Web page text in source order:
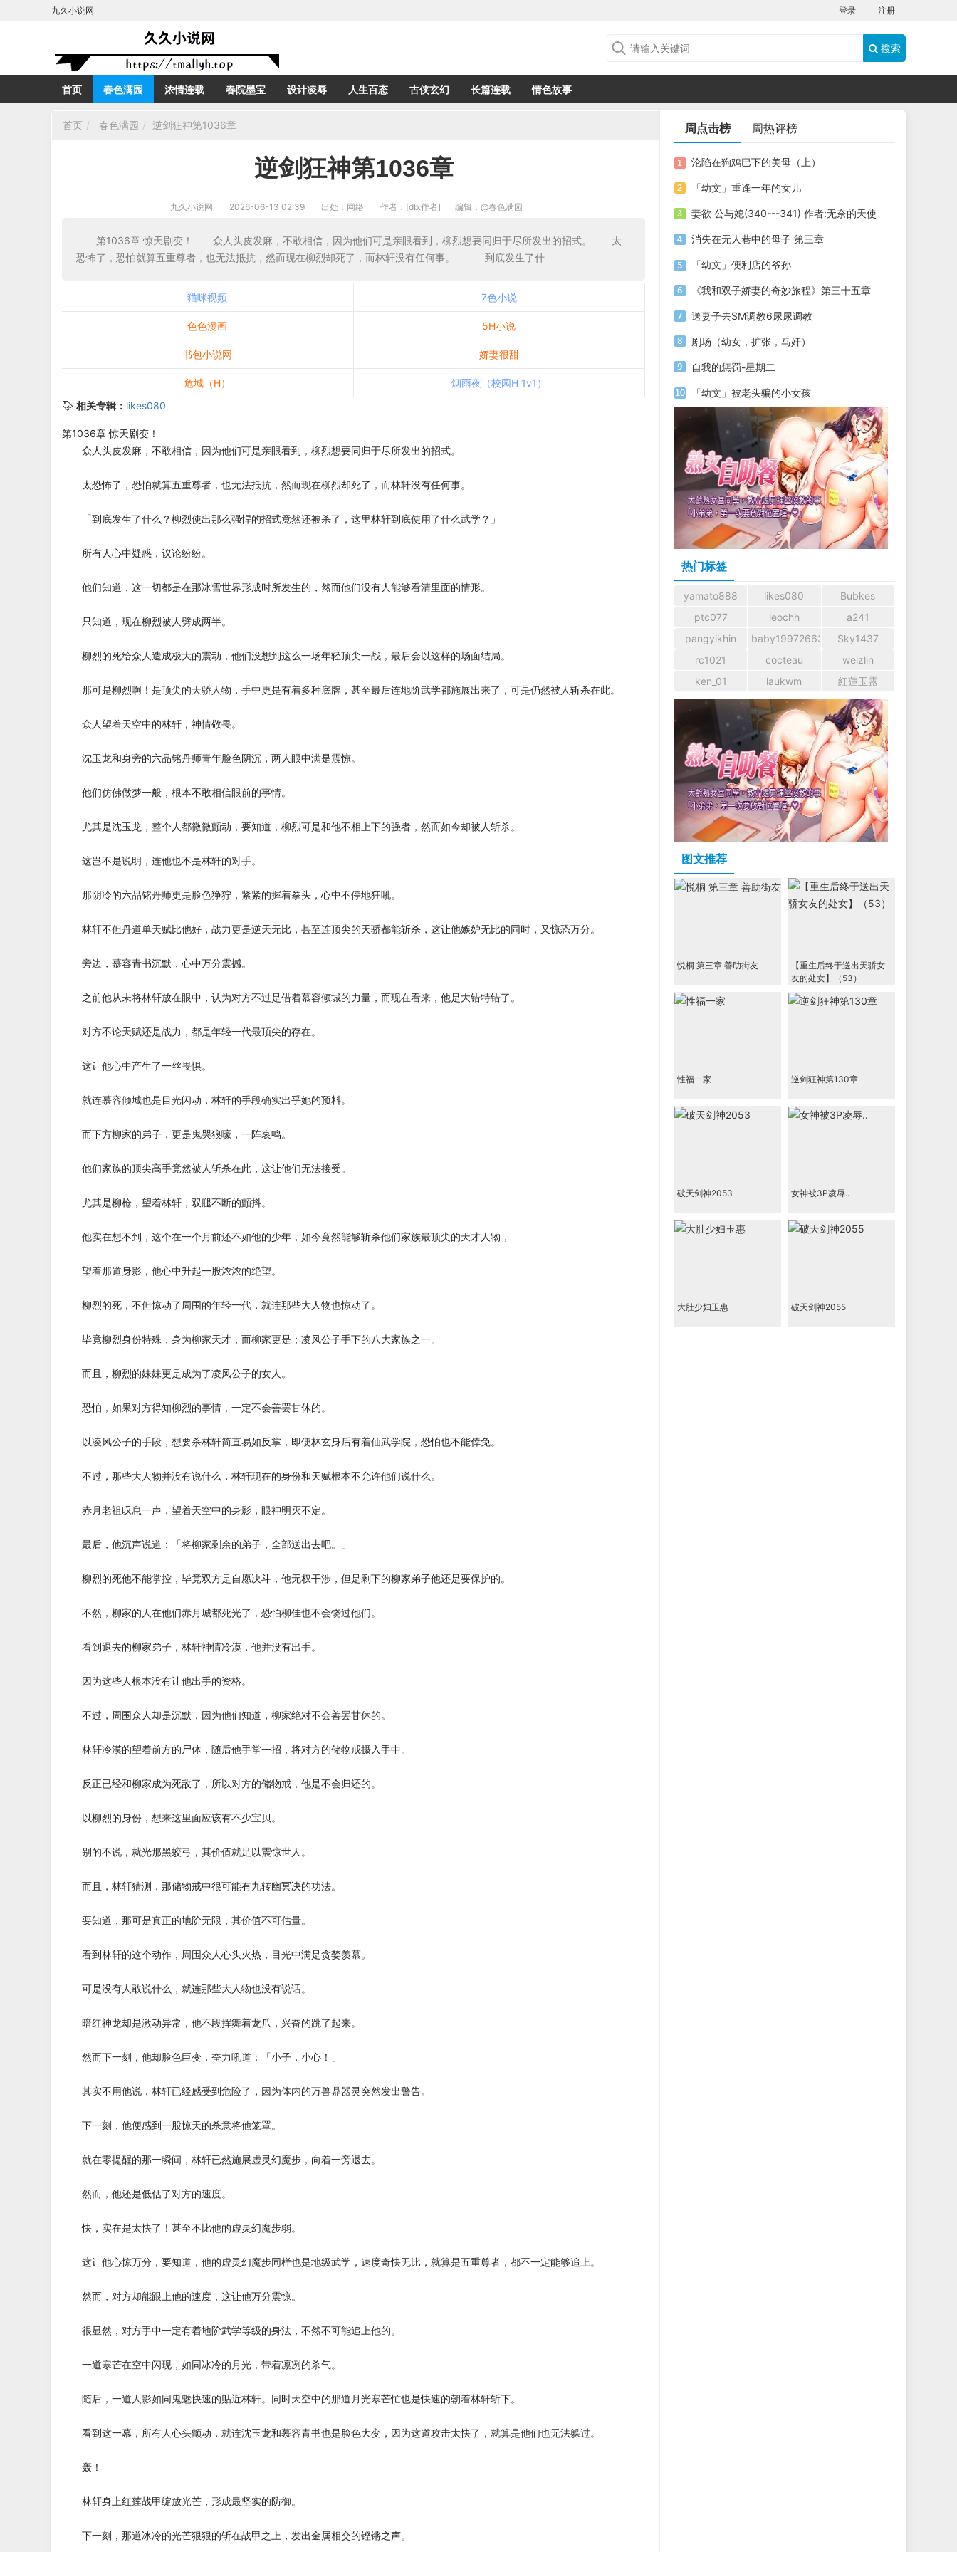
九久小说网 登录 注册
搜索
首页 春色满园 浓情连载 春院墨宝 设计凌辱 人生百态 古侠玄幻 长篇连载 情色故事
首页 春色满园 逆剑狂神第1036章
逆剑狂神第1036章
九久小说网 2026-06-13 02:39 出处：网络 作者：[db:作者] 编辑： @春色满园
第1036章 惊天剧变！ 众人头皮发麻，不敢相信，因为他们可是亲眼看到，柳烈想要同归于尽所发出的招式。 太
恐怖了，恐怕就算五重尊者，也无法抵抗，然而现在柳烈却死了，而林轩没有任何事。 「到底发生了什
猫咪视频 7色小说
色色漫画 5H小说
书包小说网 娇妻很甜
危城（H）
烟雨夜（校园H 1v1）
相关专辑： likes080
第1036章 惊天剧变！
众人头皮发麻，不敢相信，因为他们可是亲眼看到，柳烈想要同归于尽所发出的招式。
太恐怖了，恐怕就算五重尊者，也无法抵抗，然而现在柳烈却死了，而林轩没有任何事。
「到底发生了什么？柳烈使出那么强悍的招式竟然还被杀了，这里林轩到底使用了什么武学？」
所有人心中疑惑，议论纷纷。
他们知道，这一切都是在那冰雪世界形成时所发生的，然而他们没有人能够看清里面的情形。
只知道，现在柳烈被人劈成两半。
柳烈的死给众人造成极大的震动，他们没想到这么一场年轻顶尖一战，最后会以这样的场面结局。
那可是柳烈啊！是顶尖的天骄人物，手中更是有着多种底牌，甚至最后连地阶武学都施展出来了，可是仍然被人斩杀在此。
众人望着天空中的林轩，神情敬畏。
沈玉龙和身旁的六品铭丹师青年脸色阴沉，两人眼中满是震惊。
他们仿佛做梦一般，根本不敢相信眼前的事情。
尤其是沈玉龙，整个人都微微颤动，要知道，柳烈可是和他不相上下的强者，然而如今却被人斩杀。
这岂不是说明，连他也不是林轩的对手。
那阴冷的六品铭丹师更是脸色狰狞，紧紧的握着拳头，心中不停地狂吼。
林轩不但丹道单天赋比他好，战力更是逆天无比，甚至连顶尖的天骄都能斩杀，这让他嫉妒无比的同时，又惊恐万分。
旁边，慕容青书沉默，心中万分震撼。
之前他从未将林轩放在眼中，认为对方不过是借着慕容倾城的力量，而现在看来，他是大错特错了。
对方不论天赋还是战力，都是年轻一代最顶尖的存在。
这让他心中产生了一丝畏惧。
就连慕容倾城也是目光闪动，林轩的手段确实出乎她的预料。
而下方柳家的弟子，更是鬼哭狼嚎，一阵哀鸣。
他们家族的顶尖高手竟然被人斩杀在此，这让他们无法接受。
尤其是柳枪，望着林轩，双腿不断的颤抖。
他实在想不到，这个在一个月前还不如他的少年，如今竟然能够斩杀他们家族最顶尖的天才人物，
望着那道身影，他心中升起一股浓浓的绝望。
柳烈的死，不但惊动了周围的年轻一代，就连那些大人物也惊动了。
毕竟柳烈身份特殊，身为柳家天才，而柳家更是；凌风公子手下的八大家族之一。
而且，柳烈的妹妹更是成为了凌风公子的女人。
恐怕，如果对方得知柳烈的事情，一定不会善罢甘休的。
以凌风公子的手段，想要杀林轩简直易如反掌，即便林玄身后有着仙武学院，恐怕也不能倖免。
不过，那些大人物并没有说什么，林轩现在的身份和天赋根本不允许他们说什么。
赤月老祖叹息一声，望着天空中的身影，眼神明灭不定。
最后，他沉声说道：「将柳家剩余的弟子，全部送出去吧。」
柳烈的死他不能掌控，毕竟双方是自愿决斗，他无权干涉，但是剩下的柳家弟子他还是要保护的。
不然，柳家的人在他们赤月城都死光了，恐怕柳佳也不会饶过他们。
看到退去的柳家弟子，林轩神情冷漠，他并没有出手。
因为这些人根本没有让他出手的资格。
不过，周围众人却是沉默，因为他们知道，柳家绝对不会善罢甘休的。
林轩冷漠的望着前方的尸体，随后他手掌一招，将对方的储物戒摄入手中。
反正已经和柳家成为死敌了，所以对方的储物戒，他是不会归还的。
以柳烈的身份，想来这里面应该有不少宝贝。
别的不说，就光那黑蛟弓，其价值就足以震惊世人。
而且，林轩猜测，那储物戒中很可能有九转幽冥决的功法。
要知道，那可是真正的地阶无限，其价值不可估量。
看到林轩的这个动作，周围众人心头火热，目光中满是贪婪羡慕。
可是没有人敢说什么，就连那些大人物也没有说话。
暗红神龙却是激动异常，他不段挥舞着龙爪，兴奋的跳了起来。
然而下一刻，他却脸色巨变，奋力吼道：「小子，小心！」
其实不用他说，林轩已经感受到危险了，因为体内的万兽鼎器灵突然发出警告。
下一刻，他便感到一股惊天的杀意将他笼罩。
就在零提醒的那一瞬间，林轩已然施展虚灵幻魔步，向着一旁退去。
然而，他还是低估了对方的速度。
快，实在是太快了！甚至不比他的虚灵幻魔步弱。
这让他心惊万分，要知道，他的虚灵幻魔步同样也是地级武学，速度奇快无比，就算是五重尊者，都不一定能够追上。
然而，对方却能跟上他的速度，这让他万分震惊。
很显然，对方手中一定有着地阶武学等级的身法，不然不可能追上他的。
一道寒芒在空中闪现，如同冰冷的月光，带着凛冽的杀气。
随后，一道人影如同鬼魅快速的贴近林轩。同时天空中的那道月光寒芒忙也是快速的朝着林轩斩下。
看到这一幕，所有人心头颤动，就连沈玉龙和慕容青书也是脸色大变，因为这道攻击太快了，就算是他们也无法躲过。
轰！
林轩身上红莲战甲绽放光芒，形成最坚实的防御。
下一刻，那道冰冷的光芒狠狠的斩在战甲之上，发出金属相交的铿锵之声。
周点击榜 周热评榜
沦陷在狗鸡巴下的美母（上）
「幼文」重逢一年的女儿
妻欲 公与媳(340---341) 作者:无奈的天使
消失在无人巷中的母子 第三章
「幼文」便利店的爷孙
《我和双子娇妻的奇妙旅程》第三十五章
送妻子去SM调教6尿尿调教
剧场（幼女，扩张，马奸）
自我的惩罚-星期二
「幼文」被老头骗的小女孩
热门标签
yamato888 likes080
Bubkes
ptc077
leochh
a241
pangyikhin
baby1997266366
Sky1437
rc1021
cocteau
welzlin
ken_01
laukwm 紅蓮玉露
图文推荐
悦桐 第三章 善助街友
【重生后终于送出天骄女
友的处女】（53）
性福一家 逆剑狂神第130章
破天剑神2053 女神被3P凌辱..
大肚少妇玉惠 破天剑神2055